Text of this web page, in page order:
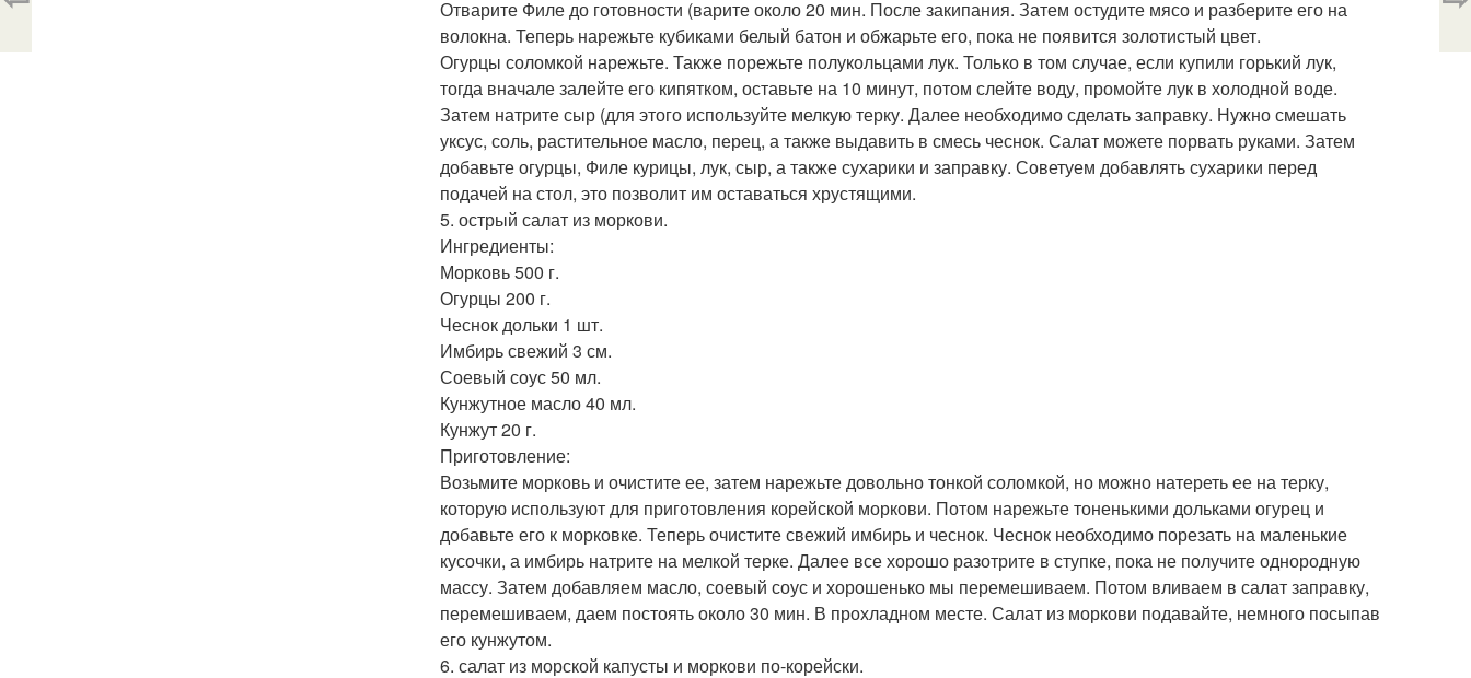
Отварите Филе до готовности (варите около 20 мин. После закипания. Затем остудите мясо и разберите его на
волокна. Теперь нарежьте кубиками белый батон и обжарьте его, пока не появится золотистый цвет.
Огурцы соломкой нарежьте. Также порежьте полукольцами лук. Только в том случае, если купили горький лук,
тогда вначале залейте его кипятком, оставьте на 10 минут, потом слейте воду, промойте лук в холодной воде.
Затем натрите сыр (для этого используйте мелкую терку. Далее необходимо сделать заправку. Нужно смешать
уксус, соль, растительное масло, перец, а также выдавить в смесь чеснок. Салат можете порвать руками. Затем
добавьте огурцы, Филе курицы, лук, сыр, а также сухарики и заправку. Советуем добавлять сухарики перед
подачей на стол, это позволит им оставаться хрустящими.
5. острый салат из моркови.
Ингредиенты:
Морковь 500 г.
Огурцы 200 г.
Чеснок дольки 1 шт.
Имбирь свежий 3 см.
Соевый соус 50 мл.
Кунжутное масло 40 мл.
Кунжут 20 г.
Приготовление:
Возьмите морковь и очистите ее, затем нарежьте довольно тонкой соломкой, но можно натереть ее на терку,
которую используют для приготовления корейской моркови. Потом нарежьте тоненькими дольками огурец и
добавьте его к морковке. Теперь очистите свежий имбирь и чеснок. Чеснок необходимо порезать на маленькие
кусочки, а имбирь натрите на мелкой терке. Далее все хорошо разотрите в ступке, пока не получите однородную
массу. Затем добавляем масло, соевый соус и хорошенько мы перемешиваем. Потом вливаем в салат заправку,
перемешиваем, даем постоять около 30 мин. В прохладном месте. Салат из моркови подавайте, немного посыпав
его кунжутом.
6. салат из морской капусты и моркови по-корейски.